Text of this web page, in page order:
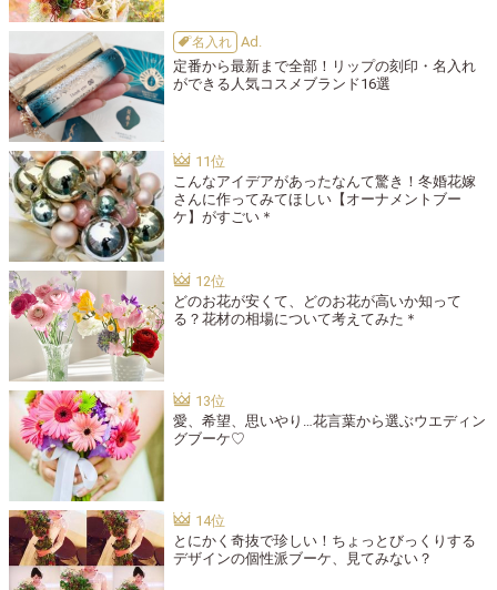
名入れ
定番から最新まで全部！リップの刻印・名入れ
ができる人気コスメブランド16選
こんなアイデアがあったなんて驚き！冬婚花嫁
さんに作ってみてほしい【オーナメントブー
ケ】がすごい＊
どのお花が安くて、どのお花が高いか知って
る？花材の相場について考えてみた＊
愛、希望、思いやり…花言葉から選ぶウエディン
グブーケ♡
とにかく奇抜で珍しい！ちょっとびっくりする
デザインの個性派ブーケ、見てみない？